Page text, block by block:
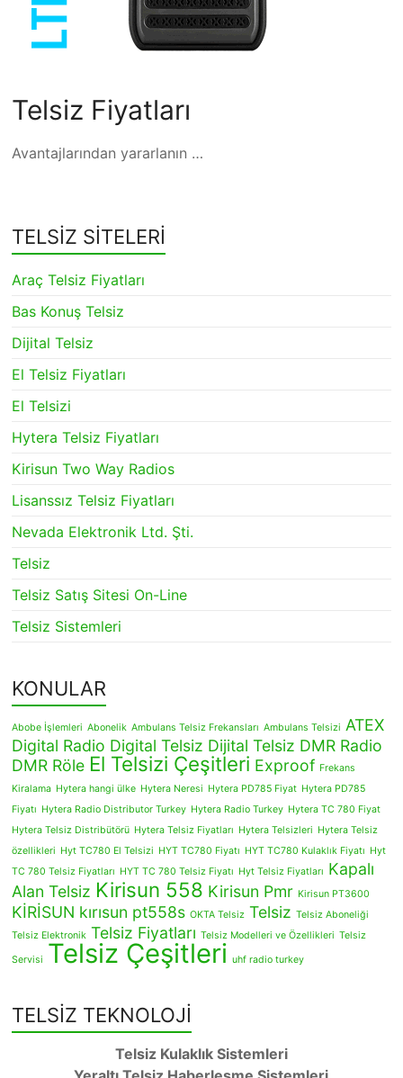
Telsiz Fiyatları
Avantajlarından yararlanın …
TELSİZ SİTELERİ
Araç Telsiz Fiyatları
Bas Konuş Telsiz
Dijital Telsiz
El Telsiz Fiyatları
El Telsizi
Hytera Telsiz Fiyatları
Kirisun Two Way Radios
Lisanssız Telsiz Fiyatları
Nevada Elektronik Ltd. Şti.
Telsiz
Telsiz Satış Sitesi On-Line
Telsiz Sistemleri
KONULAR
Abobe İşlemleri Abonelik Ambulans Telsiz Frekansları Ambulans Telsizi ATEX
Digital Radio Digital Telsiz Dijital Telsiz DMR Radio
DMR Röle El Telsizi Çeşitleri Exproof Frekans
Kiralama Hytera hangi ülke Hytera Neresi Hytera PD785 Fiyat Hytera PD785
Fiyatı Hytera Radio Distributor Turkey Hytera Radio Turkey Hytera TC 780 Fiyat
Hytera Telsiz Distribütörü Hytera Telsiz Fiyatları Hytera Telsizleri Hytera Telsiz
özellikleri Hyt TC780 El Telsizi HYT TC780 Fiyatı HYT TC780 Kulaklık Fiyatı Hyt
TC 780 Telsiz Fiyatları HYT TC 780 Telsiz Fiyatı Hyt Telsiz Fiyatları Kapalı
Alan Telsiz Kirisun 558 Kirisun Pmr Kirisun PT3600
KİRİSUN kırısun pt558s OKTA Telsiz Telsiz Telsiz Aboneliği
Telsiz Elektronik Telsiz Fiyatları Telsiz Modelleri ve Özellikleri Telsiz
Servisi Telsiz Çeşitleri uhf radio turkey
TELSİZ TEKNOLOJİ
Telsiz Kulaklık Sistemleri